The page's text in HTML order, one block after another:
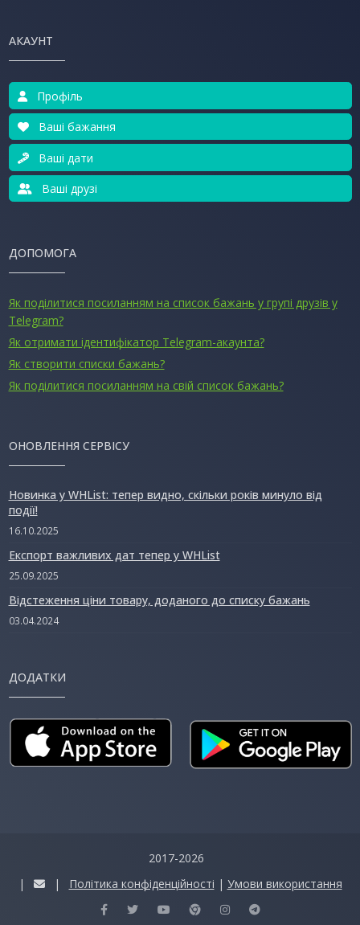
АКАУНТ
Профіль
Ваші бажання
Ваші дати
Ваші друзі
ДОПОМОГА
Як поділитися посиланням на список бажань у групі друзів у
Telegram?
Як отримати ідентифікатор Telegram-акаунта?
Як створити списки бажань?
Як поділитися посиланням на свій список бажань?
ОНОВЛЕННЯ СЕРВІСУ
Новинка у WHList: тепер видно, скільки років минуло від
події!
16.10.2025
Експорт важливих дат тепер у WHList
25.09.2025
Відстеження ціни товару, доданого до списку бажань
03.04.2024
ДОДАТКИ
2017-2026
|
| Політика конфіденційності | Умови використання